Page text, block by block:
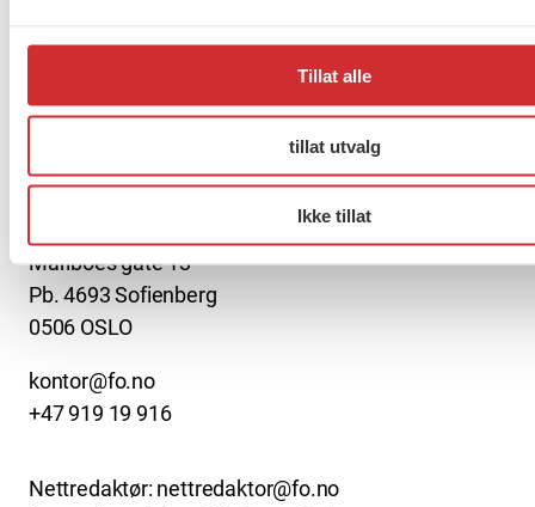
Tillat alle
tillat utvalg
Ikke tillat
About us (English)
Mariboes gate 13
Pb. 4693 Sofienberg
0506 OSLO
kontor@fo.no
+47 919 19 916
Nettredaktør: nettredaktor@fo.no